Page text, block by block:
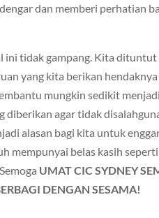
dan memberi perhatian
ini tidak gampang. Kita
yang kita berikan
mungkin sedikit
diberikan agar tidak
alasan bagi kita untuk
mempunyai belas kasih
UMAT CIC SYDNEY
DENGAN SESAMA!